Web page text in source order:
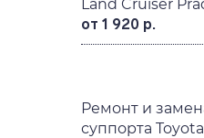
Land Cruiser
от 1 920 р.
Ремонт и
суппорта